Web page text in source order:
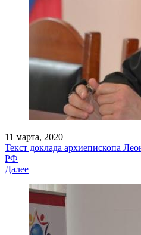
11 марта, 2020
Текст доклада архиепископа
РФ
Далее